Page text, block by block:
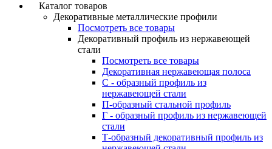
Каталог товаров
Декоративные металлические профили
Посмотреть все товары
Декоративный профиль из нержавеющей
стали
Посмотреть все товары
Декоративная нержавеющая полоса
С - образный профиль из
нержавеющей стали
П-образный стальной профиль
Г - образный профиль из нержавеющей
стали
Т-образный декоративный профиль из